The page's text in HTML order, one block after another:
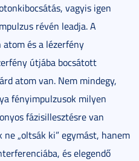
vagyis igen
révén leadja. A
atom és a lézerfény
útjába bocsátott
atom van. Nem mindegy,
fényimpulzusok milyen
fázisillesztésre van
„oltsák ki” egymást, hanem
és elegendő